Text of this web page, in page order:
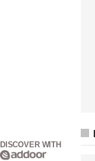
DISCOVER WITH